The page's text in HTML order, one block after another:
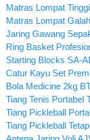
Matras Lompat
Matras Lompat
Jaring Gawang
Ring Basket
Starting Blocks SA-
Catur Kayu Set
Bola Medicine 2kg
Tiang Tenis Portabel
Tiang Pickleball
Tiang Pickleball